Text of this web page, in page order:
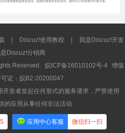
| Discuz!使用教程 |
我是Discuz!开发
Discuz!分销商
Reserved. 皖ICP备16010102号-4 增值
证：皖B2-20200047
发者发起任何形式的服务请求，严禁使用
的应用从事任何非法活动
应用中心客服 微信扫一扫